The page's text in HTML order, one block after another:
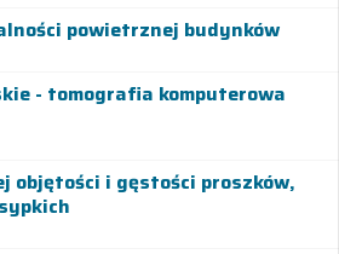
powietrznej budynków
- tomografia komputerowa
objętości i gęstości proszków,